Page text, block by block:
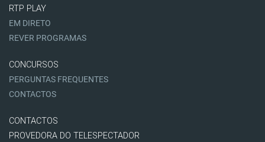
RTP PLAY
EM DIRETO
REVER PROGRAMAS
CONCURSOS
PERGUNTAS FREQUENTES
CONTACTOS
CONTACTOS
PROVEDORA DO TELESPECTADOR